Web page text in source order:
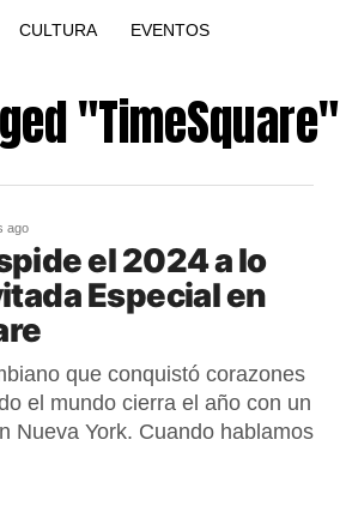
CULTURA EVENTOS
"TimeSquare"
ago
el 2024 a lo
Especial en
que conquistó corazones
el mundo cierra el año con un
Nueva York. Cuando hablamos